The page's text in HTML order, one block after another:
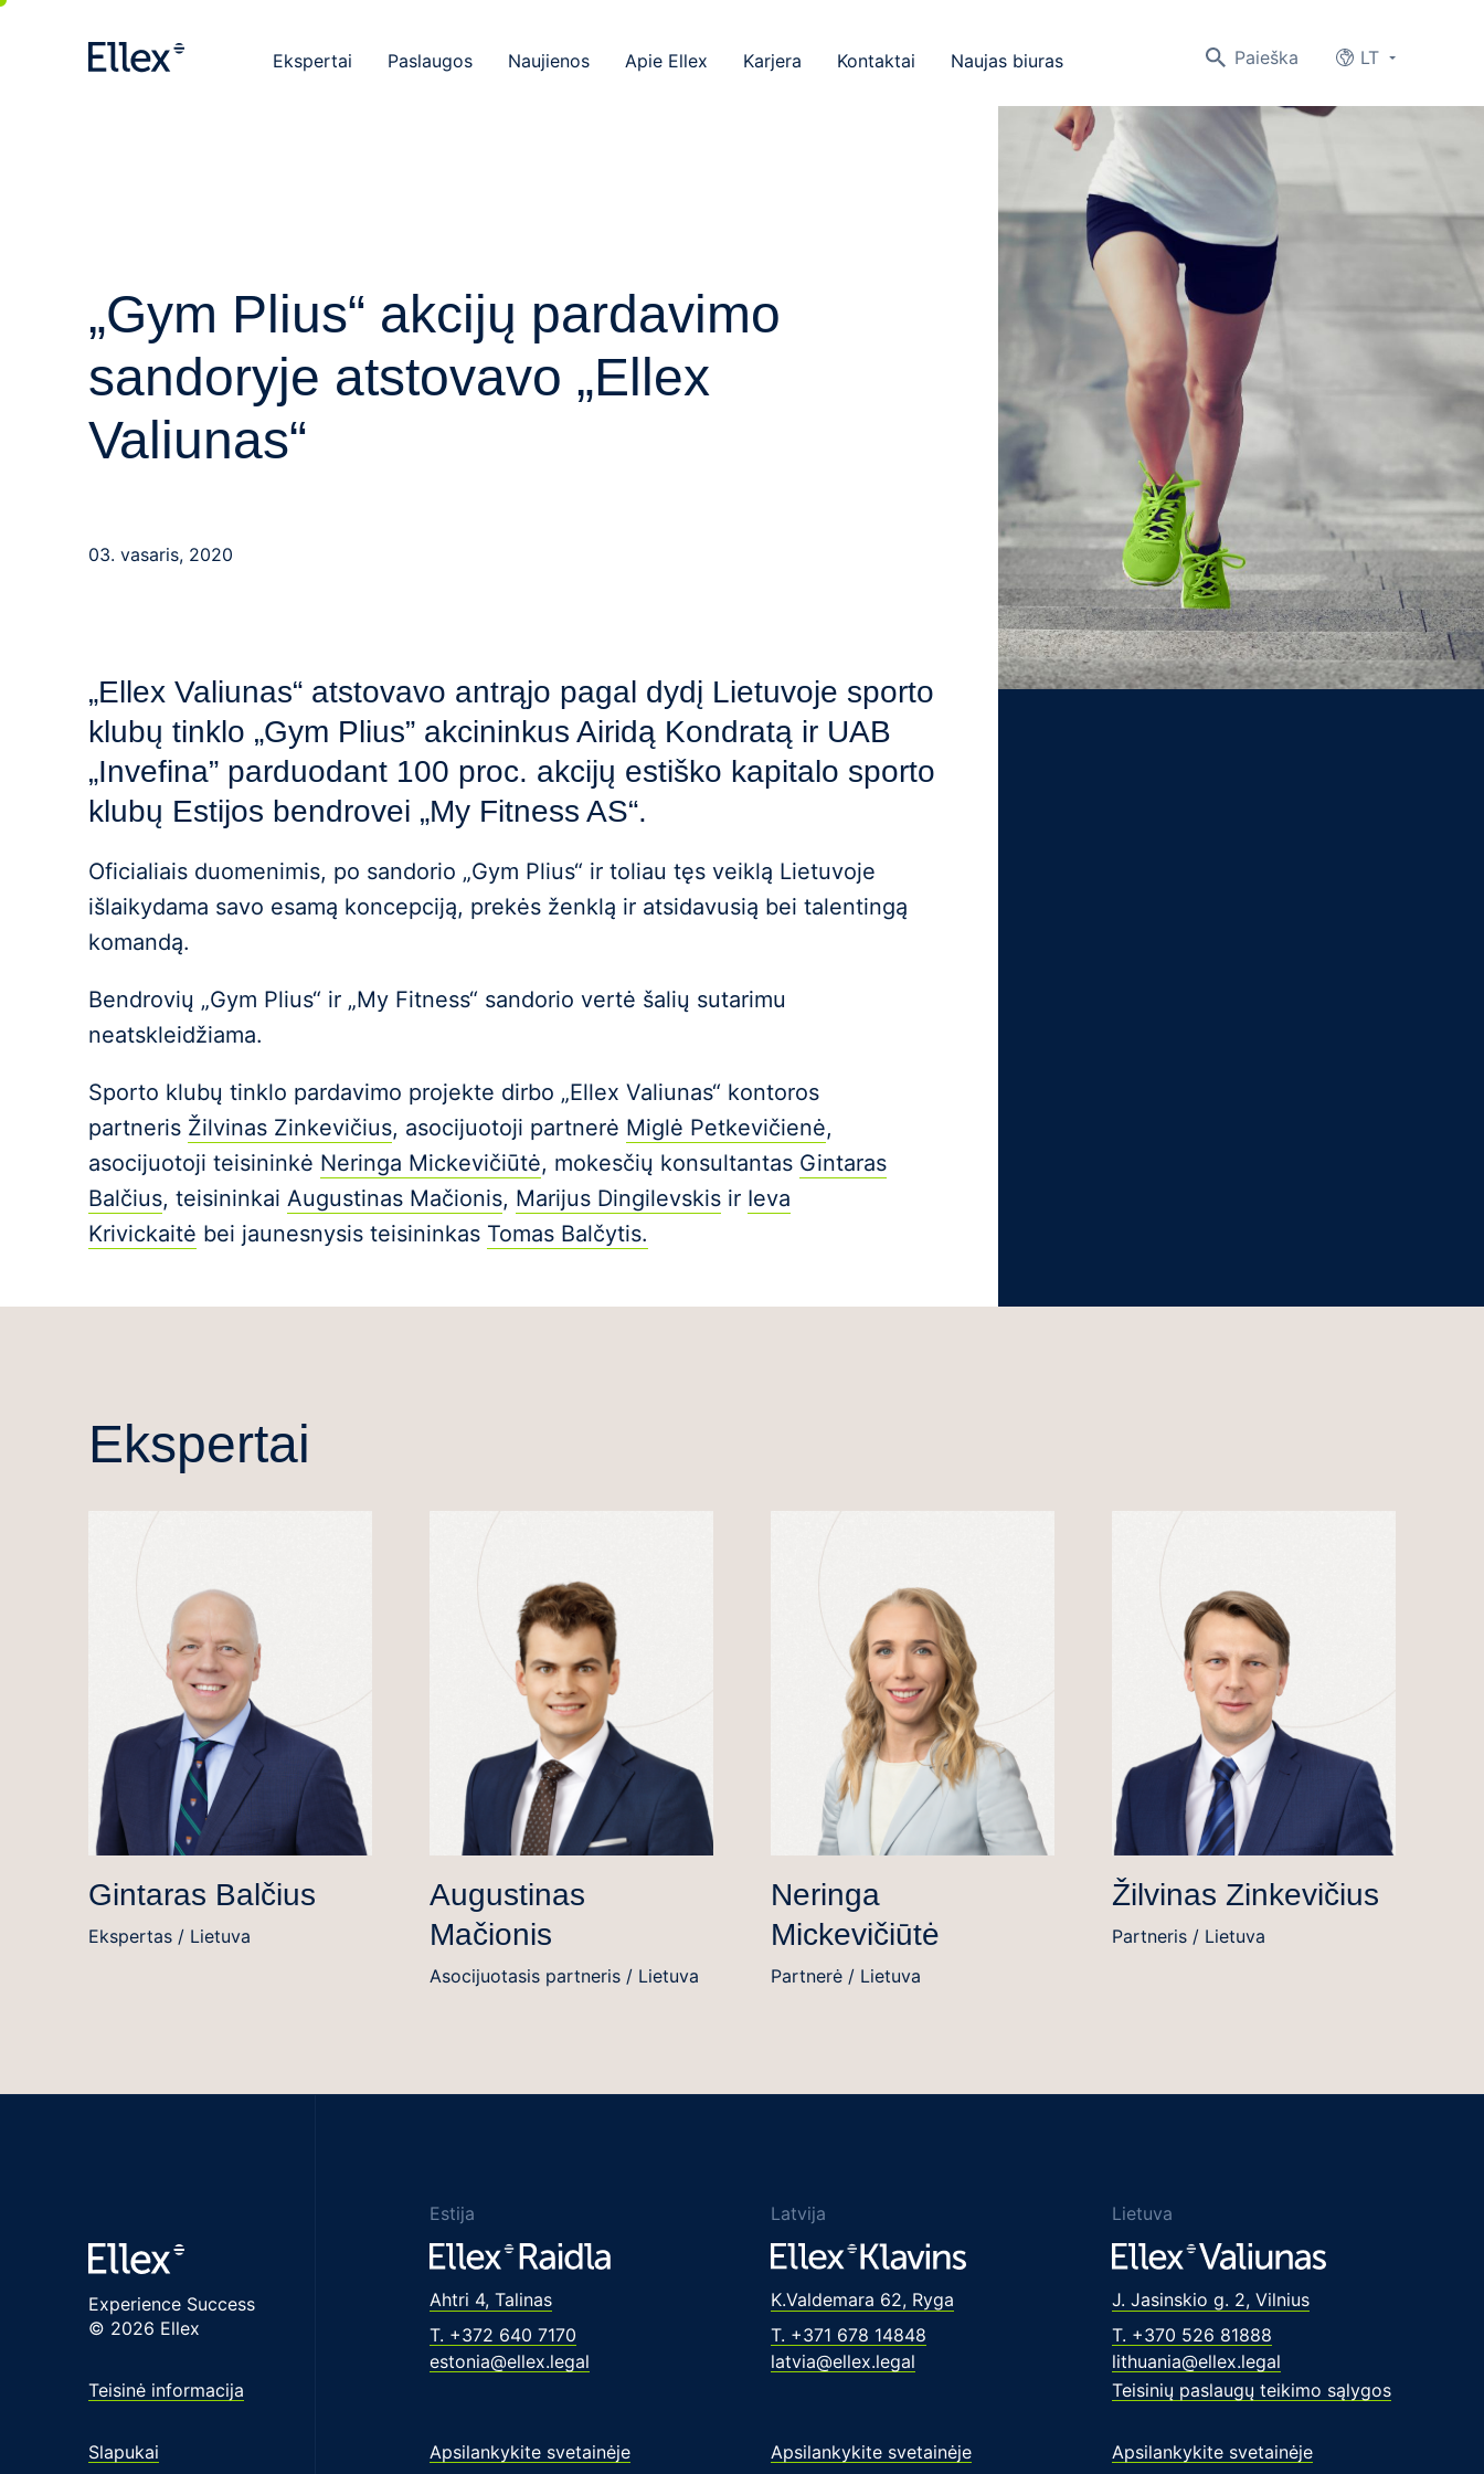
Paieška LT
Ekspertai Paslaugos Naujienos Apie Ellex Karjera Kontaktai Naujas biuras
„Gym Plius“ akcijų pardavimo
sandoryje atstovavo „Ellex
Valiunas“
03. vasaris, 2020
„Ellex Valiunas“ atstovavo antrąjo pagal dydį Lietuvoje sporto
klubų tinklo „Gym Plius” akcininkus Airidą Kondratą ir UAB
„Invefina” parduodant 100 proc. akcijų estiško kapitalo sporto
klubų Estijos bendrovei „My Fitness AS“.
Oficialiais duomenimis, po sandorio „Gym Plius“ ir toliau tęs veiklą Lietuvoje
išlaikydama savo esamą koncepciją, prekės ženklą ir atsidavusią bei talentingą
komandą.
Bendrovių „Gym Plius“ ir „My Fitness“ sandorio vertė šalių sutarimu
neatskleidžiama.
Sporto klubų tinklo pardavimo projekte dirbo „Ellex Valiunas“ kontoros
partneris Žilvinas Zinkevičius, asocijuotoji partnerė Miglė Petkevičienė,
asocijuotoji teisininkė Neringa Mickevičiūtė, mokesčių konsultantas Gintaras
Balčius, teisininkai Augustinas Mačionis, Marijus Dingilevskis ir Ieva
Krivickaitė bei jaunesnysis teisininkas Tomas Balčytis.
Ekspertai
Gintaras Balčius
Ekspertas / Lietuva
Augustinas
Mačionis
Asocijuotasis partneris / Lietuva
Neringa
Mickevičiūtė
Partnerė / Lietuva
Žilvinas Zinkevičius
Partneris / Lietuva
Experience Success
© 2026 Ellex
Teisinė informacija
Slapukai
Estija
Ahtri 4, Talinas
T. +372 640 7170
estonia@ellex.legal
Apsilankykite svetainėje
Latvija
K.Valdemara 62, Ryga
T. +371 678 14848
latvia@ellex.legal
Apsilankykite svetainėje
Lietuva
J. Jasinskio g. 2, Vilnius
T. +370 526 81888
lithuania@ellex.legal
Teisinių paslaugų teikimo sąlygos
Apsilankykite svetainėje